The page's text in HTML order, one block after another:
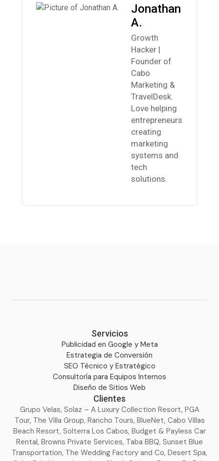
Jonathan
A.
Growth
Hacker |
Founder of
Cabo
Marketing &
TravelDesk.
Love helping
entrepreneurs
creating
marketing
systems and
tech
solutions.
Servicios
Publicidad en Google y Meta
Estrategia de Conversión
SEO Técnico y Estratégico
Consultoría para Equipos Internos
Diseño de Sitios Web
Clientes
Grupo Velas, Solaz – A Luxury Collection Resort, PGA
Tour, The Villa Group, Rancho Tours, BlueNet, Cabo Villas
Beach Resort, Solterra Los Cabos, Budget & Payless Car
Rental, Browns Private Services, Taba BBQ, Sunset Blue
Transportation, The Wedding Factory and Co, Desert Spa,